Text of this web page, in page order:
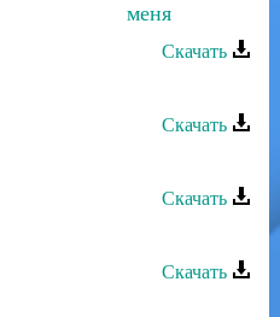
Посмотри на меня
Скачать
Скачать
Скачать
Родине
Скачать